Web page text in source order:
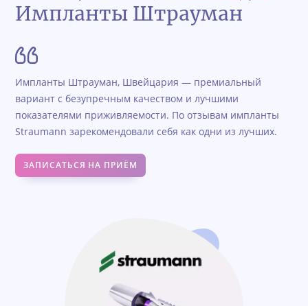
Импланты Штрауман
Импланты Штрауман, Швейцария — премиальный
вариант с безупречным качеством и лучшими
показателями приживляемости. По отзывам импланты
Straumann зарекомендовали себя как одни из лучших.
ЗАПИСАТЬСЯ НА ПРИЁМ